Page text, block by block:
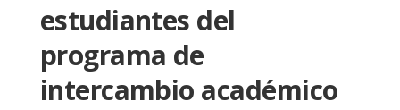
estudiantes del
programa de
intercambio académico